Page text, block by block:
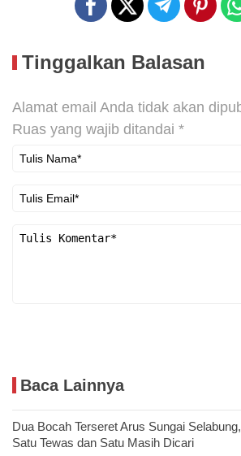
Tinggalkan Balasan
Alamat email Anda tidak akan
Ruas yang wajib ditandai *
Baca Lainnya
Dua Bocah Terseret Arus Sungai Selabung,
Satu Tewas dan Satu Masih Dicari